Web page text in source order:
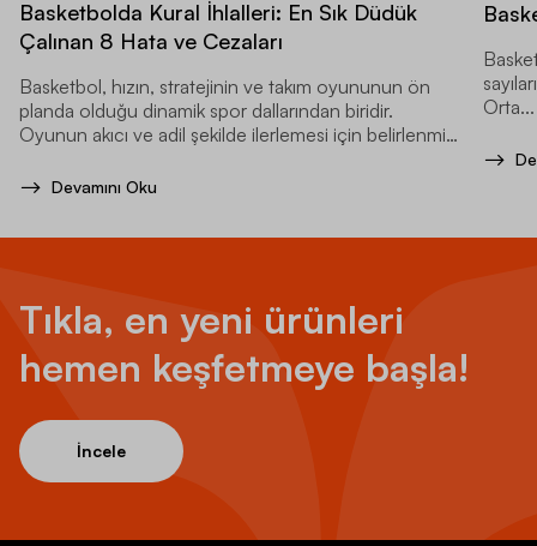
Basketbolda Kural İhlalleri: En Sık Düdük
Çalınan 8 Hata ve Cezaları
Basketbol, hızın, stratejinin ve takım oyununun ön
planda olduğu dinamik spor dallarından biridir.
Oyunun akıcı ve adil şekilde ilerlemesi için belirlenmiş
Devamını Oku
Orta...
Tıkla, en yeni ürünleri
hemen keşfetmeye başla!
İncele